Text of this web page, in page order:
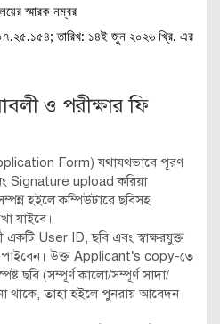
স্মারক নম্বর
তারিখ: ১৪ই জুন ২০২৬ খ্রি. এর
ও পরীক্ষার ফি
Form) যথাযথভাবে পূরণ
Signature upload করিয়া
হইলে কম্পিউটারে ছবিসহ
যাইবে।
User ID, ছবি এবং স্বাক্ষরযুক্ত
উক্ত Applicant’s copy-তে
ছবি (সম্পূর্ণ কালো/সম্পূর্ণ সাদা/
না থাকে, তাহা হইলে পুনরায় আবেদন